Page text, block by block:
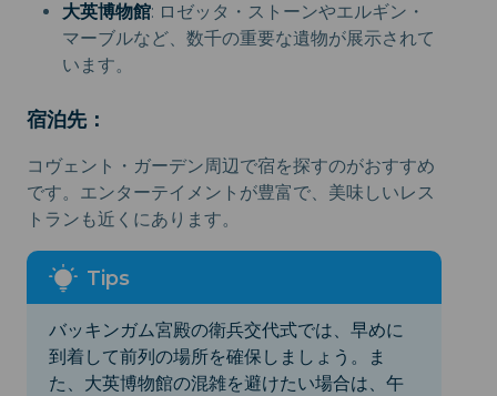
大英博物館: ロゼッタ・ストーンやエルギン・
マーブルなど、数千の重要な遺物が展示されて
います。
宿泊先：
コヴェント・ガーデン周辺で宿を探すのがおすすめ
です。エンターテイメントが豊富で、美味しいレス
トランも近くにあります。
バッキンガム宮殿の衛兵交代式では、早めに
到着して前列の場所を確保しましょう。ま
た、大英博物館の混雑を避けたい場合は、午